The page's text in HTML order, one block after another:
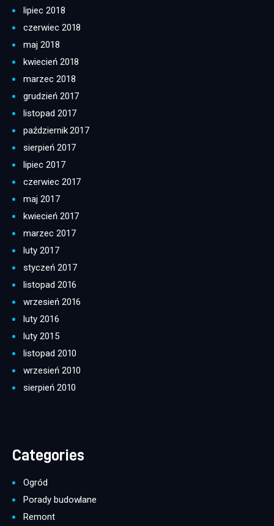
lipiec 2018
czerwiec 2018
maj 2018
kwiecień 2018
marzec 2018
grudzień 2017
listopad 2017
październik 2017
sierpień 2017
lipiec 2017
czerwiec 2017
maj 2017
kwiecień 2017
marzec 2017
luty 2017
styczeń 2017
listopad 2016
wrzesień 2016
luty 2016
luty 2015
listopad 2010
wrzesień 2010
sierpień 2010
Categories
Ogród
Porady budowlane
Remont